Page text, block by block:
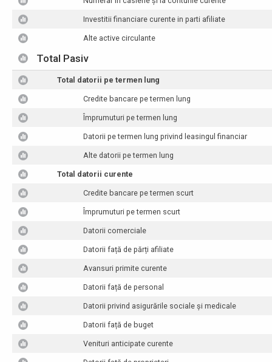
Investitii financiare curente in parti afiliate
Alte active circulante
Total Pasiv
Total datorii pe termen lung
Credite bancare pe termen lung
Împrumuturi pe termen lung
Datorii pe termen lung privind leasingul financiar
Alte datorii pe termen lung
Total datorii curente
Credite bancare pe termen scurt
Împrumuturi pe termen scurt
Datorii comerciale
Datorii față de părți afiliate
Avansuri primite curente
Datorii față de personal
Datorii privind asigurările sociale și medicale
Datorii față de buget
Venituri anticipate curente